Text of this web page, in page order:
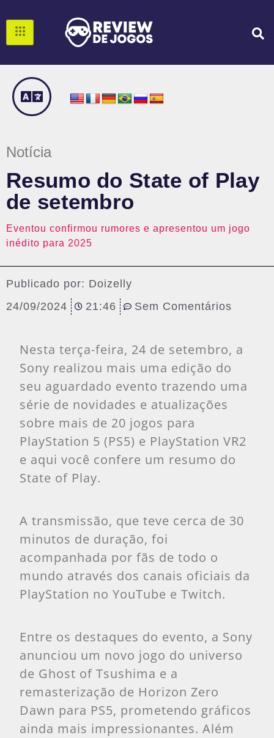
Notícia
Resumo do State of Play
de setembro
Eventou confirmou rumores e apresentou um jogo
inédito para 2025
Publicado por: Doizelly
24/09/2024
21:46 Sem Comentários
Nesta terça-feira, 24 de setembro, a
Sony realizou mais uma edição do
seu aguardado evento trazendo uma
série de novidades e atualizações
sobre mais de 20 jogos para
PlayStation 5 (PS5) e PlayStation VR2
e aqui você confere um resumo do
State of Play.
A transmissão, que teve cerca de 30
minutos de duração, foi
acompanhada por fãs de todo o
mundo através dos canais oficiais da
PlayStation no YouTube e Twitch.
Entre os destaques do evento, a Sony
anunciou um novo jogo do universo
de Ghost of Tsushima e a
remasterização de Horizon Zero
Dawn para PS5, prometendo gráficos
ainda mais impressionantes. Além